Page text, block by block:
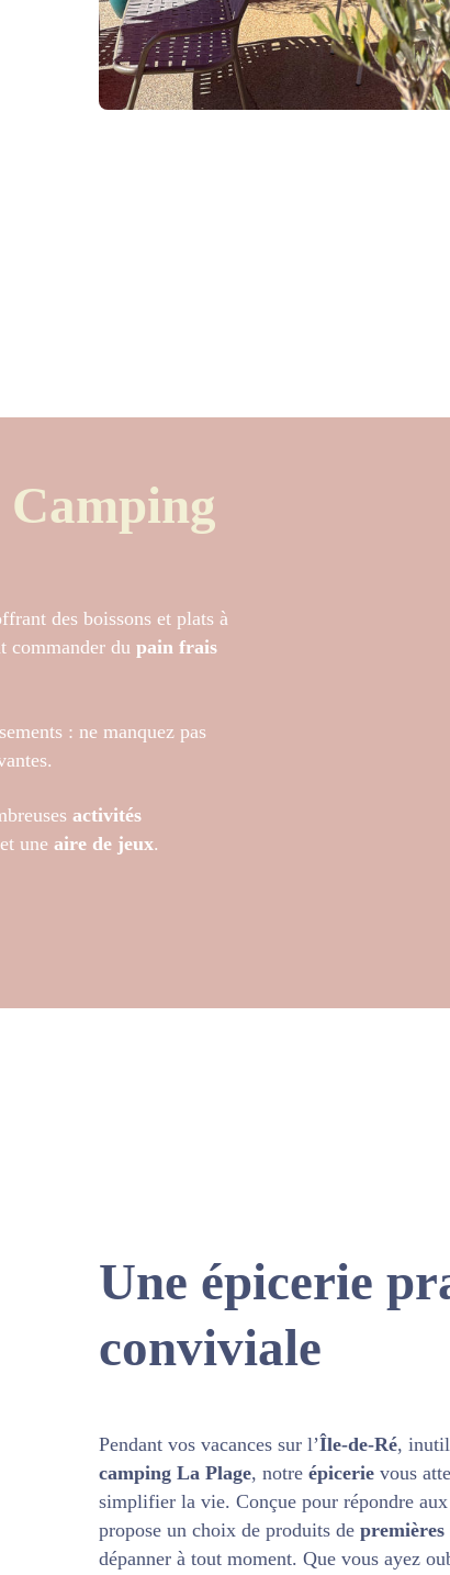
des boissons et plats à
commander du pain frais
: ne manquez pas
activités
une aire de jeux.
Une épicerie
conviviale
Pendant vos vacances sur l’Île-de-Ré,
camping La Plage, notre épicerie vous
simplifier la vie. Conçue pour répondre
propose un choix de produits de premières
dépanner à tout moment. Que vous ayez